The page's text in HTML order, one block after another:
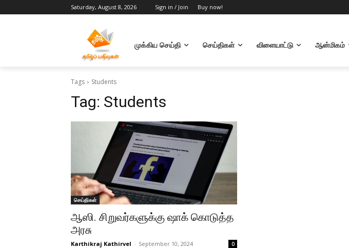
Saturday, August 8, 2026 Sign in / Join Buy now!
முக்கிய செய்தி செய்திகள் விளையாட்டு ஆன்மிகம்
Tags Students
Tag: Students
செய்திகள்
ஆஸி. சிறுவர்களுக்கு ஷாக் கொடுத்த
அரசு
Karthikraj Kathirvel - September 10, 2024 0